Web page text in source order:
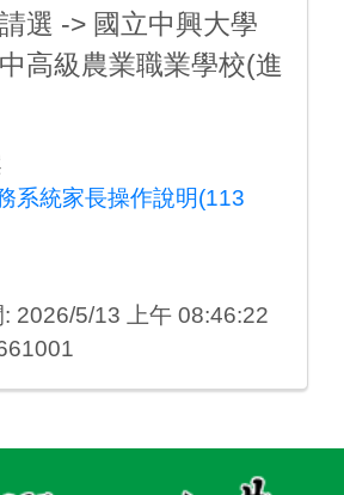
選 -> 國立中興大學
高級農業職業學校(進
系統家長操作說明(113
2026/5/13 上午 08:46:22